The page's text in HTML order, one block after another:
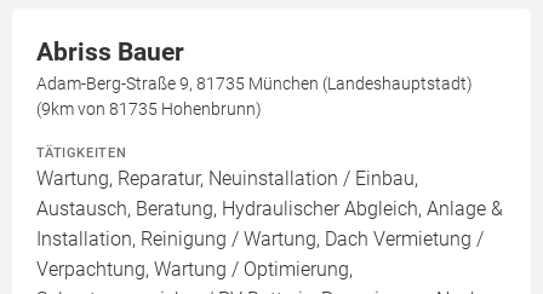
Abriss Bauer
Adam-Berg-Straße 9, 81735 München (Landeshauptstadt)
(9km von 81735 Hohenbrunn)
TÄTIGKEITEN
Wartung, Reparatur, Neuinstallation / Einbau,
Austausch, Beratung, Hydraulischer Abgleich, Anlage &
Installation, Reinigung / Wartung, Dach Vermietung /
Verpachtung, Wartung / Optimierung,